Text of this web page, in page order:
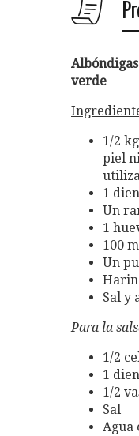
verde
1/2
piel
1
Un
1
100
Un
Sal y
Para la
1/2
1
1/2
Sal
Agua